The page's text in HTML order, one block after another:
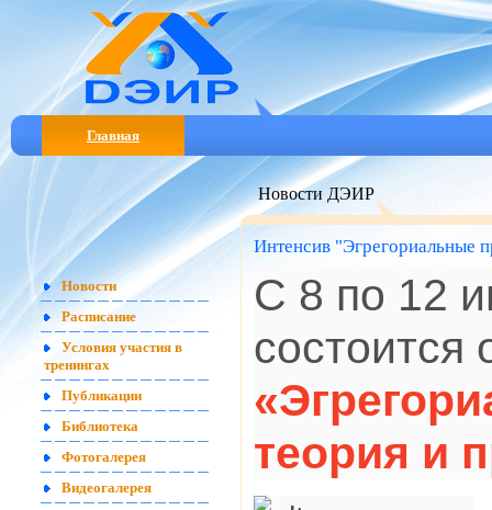
Главная
Новости
Расписание
Условия участия в
тренингах
Публикации
Библиотека
Фотогалерея
Видеогалерея
Новости ДЭИР
Интенсив "Эгрегориальные
С 8 по 12
теория и